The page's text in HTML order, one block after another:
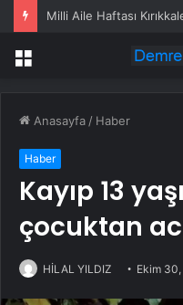
Milli Aile Haftası
Menü
Anasayfa / Haber
Haber
Kayıp 13
çocuktan
HİLAL YILDIZ Ekim